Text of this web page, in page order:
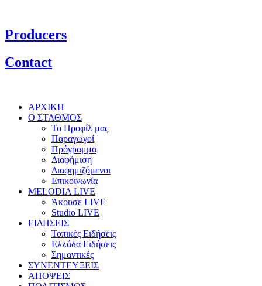
Producers
Contact
ΑΡΧΙΚΗ
Ο ΣΤΑΘΜΟΣ
Το Προφίλ μας
Παραγωγοί
Πρόγραμμα
Διαφήμιση
Διαφημιζόμενοι
Επικοινωνία
MELODIA LIVE
Άκουσε LIVE
Studio LIVE
ΕΙΔΗΣΕΙΣ
Τοπικές Ειδήσεις
Ελλάδα Ειδήσεις
Σημαντικές
ΣΥΝΕΝΤΕΥΞΕΙΣ
ΑΠΟΨΕΙΣ